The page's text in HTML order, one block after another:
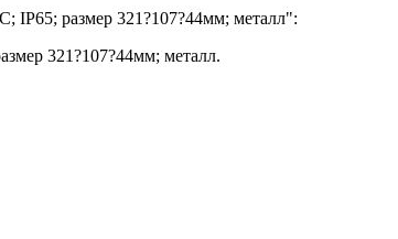
IP65; размер 321?107?44мм; металл":
321?107?44мм; металл.